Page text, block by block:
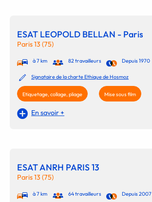
ESAT LEOPOLD BELLAN - Paris
Paris 13 (75)
à 7 km 82 travailleurs Depuis 1970
Signataire de la charte Ethique de Hosmoz
Etiquetage, collage, pliage Mise sous film
En savoir +
ESAT ANRH PARIS 13
Paris 13 (75)
à 7 km 64 travailleurs Depuis 2007